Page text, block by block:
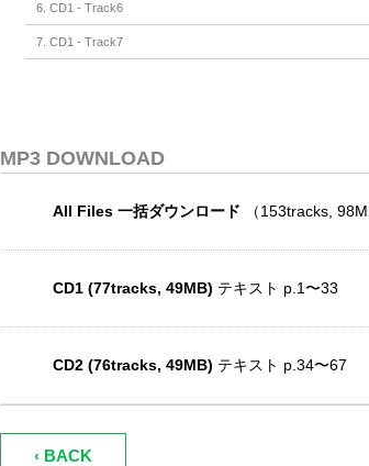
6. CD1 - Track6
7. CD1 - Track7
11. CD1 - Track11
12. CD1 - Track12
14. CD1 - Track14
19. CD1 - Track19
MP3 DOWNLOAD
All Files 一括ダウンロード （153tracks,
CD1 (77tracks, 49MB) テキスト p.1〜33
CD2 (76tracks, 49MB) テキスト p.34〜67
‹ BACK